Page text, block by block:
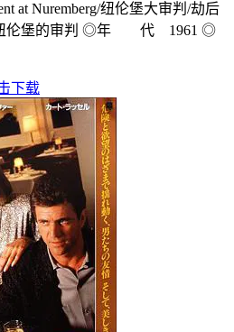
Nuremberg/纽伦堡大审判/劫后
堡的审判 ◎年 代 1961 ◎
下载